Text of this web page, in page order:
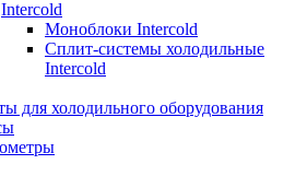
Intercold
Моноблоки Intercold
Сплит-системы холодильные
Intercold
для холодильного оборудования